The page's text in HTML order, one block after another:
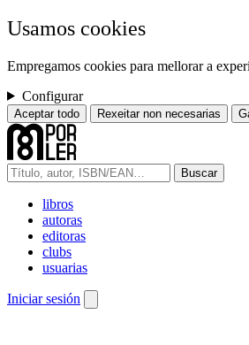
Usamos cookies
Empregamos cookies para mellorar a
Configurar
Aceptar todo Rexeitar non necesarias
Buscar
libros
autoras
editoras
clubs
usuarias
Iniciar sesión